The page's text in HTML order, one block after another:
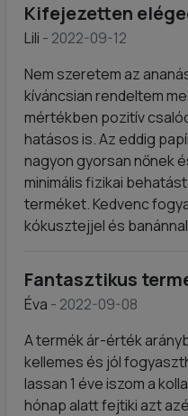
Kifejezetten
Lili - 2022-09-12
Nem szeretem az
kíváncsian rendeltem
mértékben pozitív
hatásos is. Az eddig
nagyon gyorsan nőnek
minimális fizikai
terméket. Kedvenc
kókusztejjel és
Fantasztikus
Éva - 2022-09-08
A termék ár-érték
kellemes és jól
lassan 1 éve iszom a
hónap alatt fejtiki azt